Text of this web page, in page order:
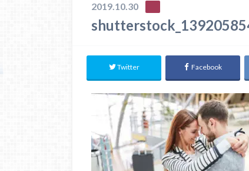
2019.10.30
Twitter Facebook